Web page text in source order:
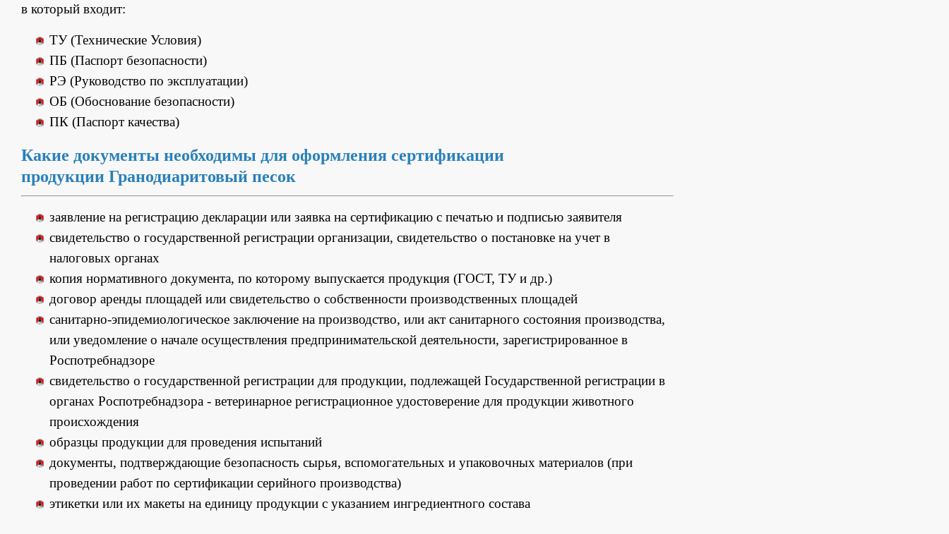
в который входит:
ТУ (Технические Условия)
ПБ (Паспорт безопасности)
РЭ (Руководство по эксплуатации)
ОБ (Обоснование безопасности)
ПК (Паспорт качества)
Какие документы необходимы для оформления сертификации
продукции Гранодиаритовый песок
заявление на регистрацию декларации или заявка на сертификацию с печатью и подписью заявителя
свидетельство о государственной регистрации организации, свидетельство о постановке на учет в
налоговых органах
копия нормативного документа, по которому выпускается продукция (ГОСТ, ТУ и др.)
договор аренды площадей или свидетельство о собственности производственных площадей
санитарно-эпидемиологическое заключение на производство, или акт санитарного состояния производства,
или уведомление о начале осуществления предпринимательской деятельности, зарегистрированное в
Роспотребнадзоре
свидетельство о государственной регистрации для продукции, подлежащей Государственной регистрации в
органах Роспотребнадзора - ветеринарное регистрационное удостоверение для продукции животного
происхождения
образцы продукции для проведения испытаний
документы, подтверждающие безопасность сырья, вспомогательных и упаковочных материалов (при
проведении работ по сертификации серийного производства)
этикетки или их макеты на единицу продукции с указанием ингредиентного состава